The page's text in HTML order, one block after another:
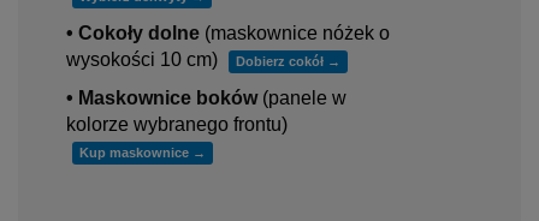
• Cokoły dolne (maskownice nóżek o
wysokości 10 cm)
Dobierz cokół →
• Maskownice boków(panele w
kolorze wybranego frontu)
Kup maskownice →